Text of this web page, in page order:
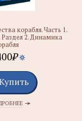
корабля. Часть 1.
2. Динамика
₽